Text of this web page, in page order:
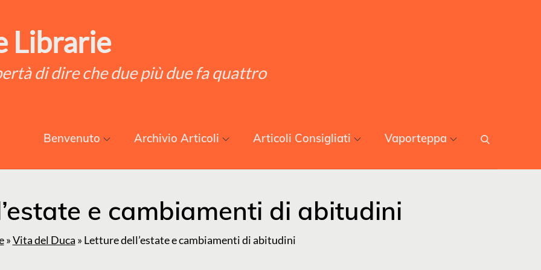
Librarie
di dire che due più due fa quattro
Benvenuto Archivio Articoli Articoli Consigliati Vaporteppa
e cambiamenti di abitudini
»Vita del Duca » Letture dell’estate e cambiamenti di abitudini